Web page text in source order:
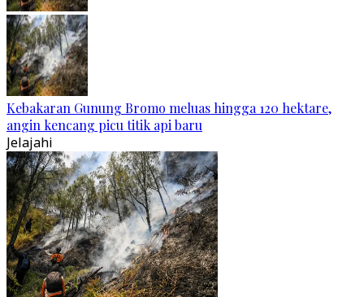
Kebakaran Gunung Bromo meluas hingga 120 hektare,
angin kencang picu titik api baru
Jelajahi